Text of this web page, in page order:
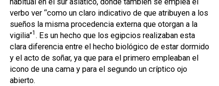
verbo ver “como un claro indicativo de que atribuyen a los
sueños la misma procedencia externa que otorgan a la
vigilia”1 . Es un hecho que los egipcios realizaban esta
clara diferencia entre el hecho biológico de estar dormido
y el acto de soñar, ya que para el primero empleaban el
icono de una cama y para el segundo un críptico ojo
abierto.